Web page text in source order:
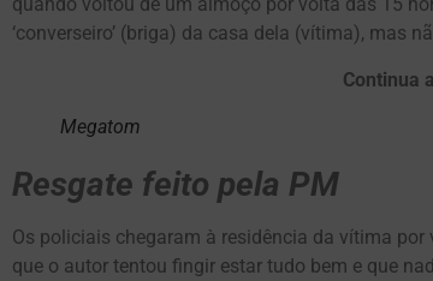
‘converseiro’ (briga) da casa dela (vítima), mas
Continua
Megatom
Resgate feito pela PM
Os policiais chegaram à residência da vítima
que o autor tentou fingir estar tudo bem e que